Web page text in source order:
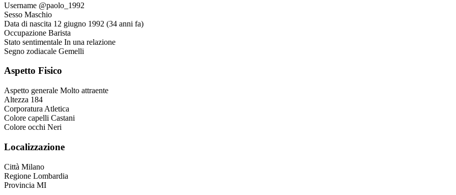
Username @paolo_1992
Sesso Maschio
Data di nascita 12 giugno 1992 (34 anni fa)
Occupazione Barista
Stato sentimentale In una relazione
Segno zodiacale Gemelli
Aspetto Fisico
Aspetto generale Molto attraente
Altezza 184
Corporatura Atletica
Colore capelli Castani
Colore occhi Neri
Localizzazione
Città Milano
Regione Lombardia
Provincia MI